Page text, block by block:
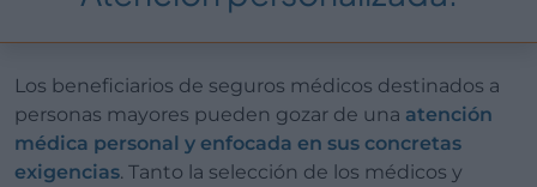
Los beneficiarios de seguros médicos destinados a
personas mayores pueden gozar de una atención
médica personal y enfocada en sus concretas
exigencias. Tanto la selección de los médicos y